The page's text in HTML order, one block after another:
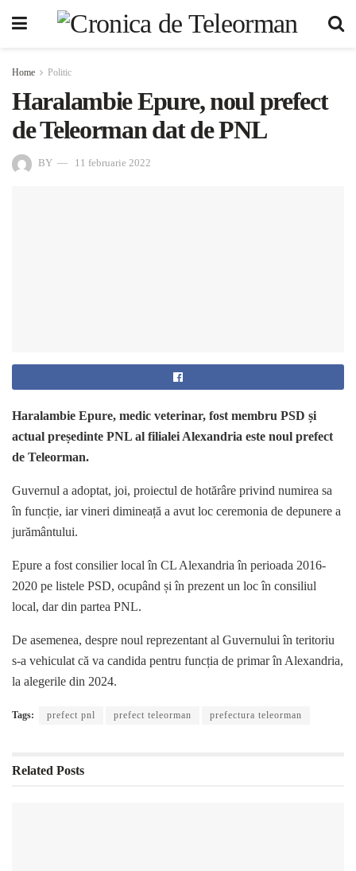
Home Politic
Haralambie Epure, noul prefect
de Teleorman dat de PNL
BY 11 februarie 2022
Haralambie Epure, medic veterinar, fost membru PSD și
actual președinte PNL al filialei Alexandria este noul prefect
de Teleorman.
Guvernul a adoptat, joi, proiectul de hotărâre privind numirea sa
în funcție, iar vineri dimineață a avut loc ceremonia de depunere a
jurământului.
Epure a fost consilier local în CL Alexandria în perioada 2016-
2020 pe listele PSD, ocupând și în prezent un loc în consiliul
local, dar din partea PNL.
De asemenea, despre noul reprezentant al Guvernului în teritoriu
s-a vehiculat că va candida pentru funcția de primar în Alexandria,
la alegerile din 2024.
Tags: prefect pnl prefect teleorman prefectura teleorman
Related Posts